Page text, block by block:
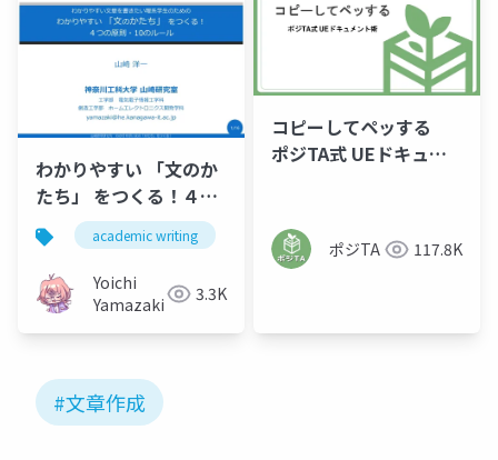
わかりやすい 「文のか
たち」 をつくる！４つ
の原則・10のルール
（山崎研卒研ゼミ）
academic writing technical writing
Yoichi
Yamazaki
3.3K
コピーしてペッする
ポジTA式 UEドキュメ
ポジTA 117.8K
#文章作成